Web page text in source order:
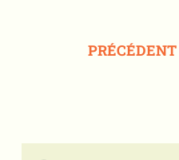
PRÉCÉDENT